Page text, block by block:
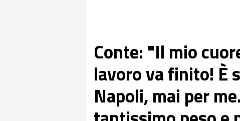
Conte: "Il mio
lavoro va finito!
Napoli, mai per